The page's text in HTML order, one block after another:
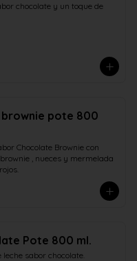
chocolate y un toque de
brownie pote 800
Chocolate Brownie con
, nueces y mermelada
Pote 800 ml.
leche sabor chocolate.